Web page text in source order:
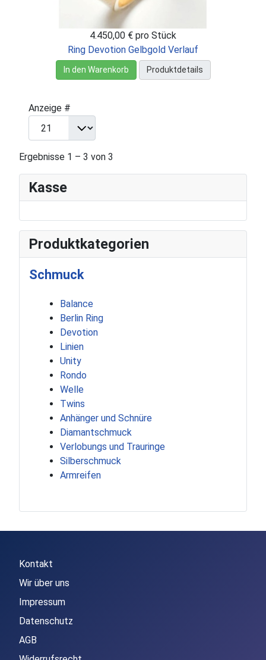
4.450,00 € pro Stück
Ring Devotion Gelbgold Verlauf
In den Warenkorb Produktdetails
Anzeige #
Ergebnisse 1 – 3 von 3
Kasse
Produktkategorien
Schmuck
Balance
Berlin Ring
Devotion
Linien
Unity
Rondo
Welle
Twins
Anhänger und Schnüre
Diamantschmuck
Verlobungs und Trauringe
Silberschmuck
Armreifen
Kontakt
Wir über uns
Impressum
Datenschutz
AGB